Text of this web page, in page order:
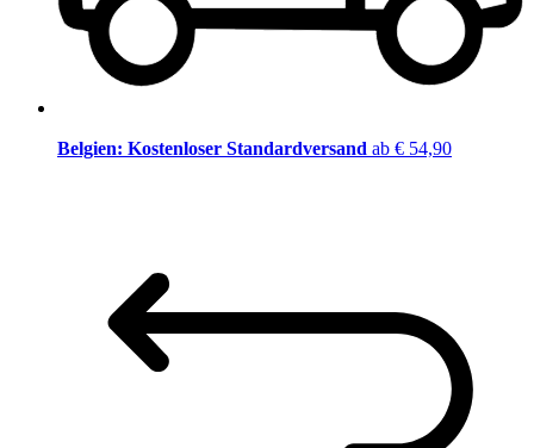
Belgien: Kostenloser Standardversand ab € 54,90